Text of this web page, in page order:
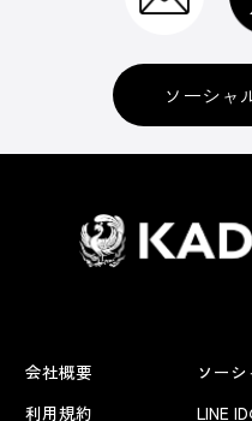
ソーシャ
会社概要
利用規約
ソー
LINE